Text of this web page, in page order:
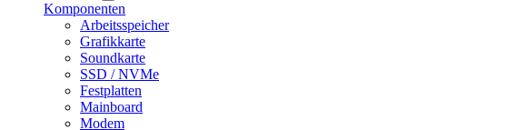
Komponenten
Arbeitsspeicher
Grafikkarte
Soundkarte
SSD / NVMe
Festplatten
Mainboard
Modem